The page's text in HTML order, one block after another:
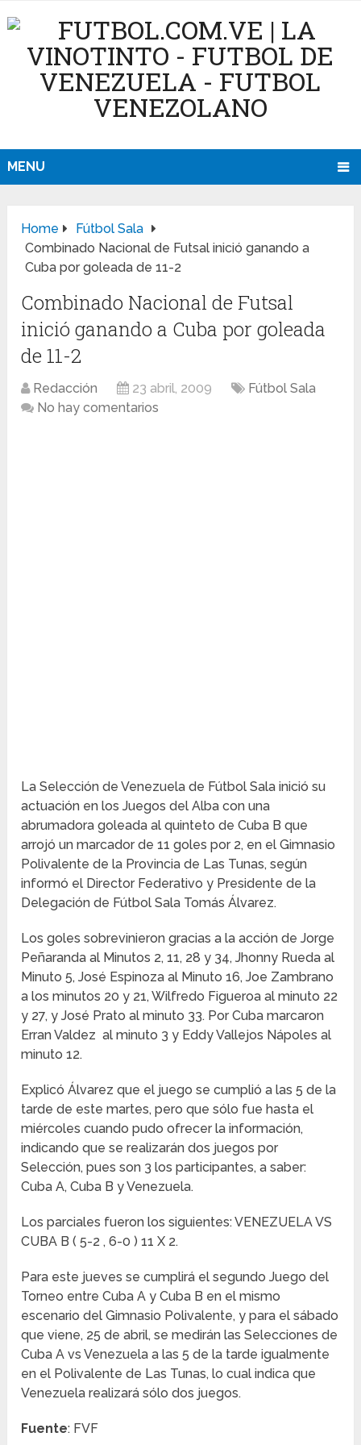
MENU
Home
Fútbol Sala
Combinado Nacional de Futsal inició ganando a
Cuba por goleada de 11-2
Combinado Nacional de Futsal
inició ganando a Cuba por goleada
de 11-2
Redacción 23 abril, 2009
Fútbol Sala
No hay comentarios
La Selección de Venezuela de Fútbol Sala inició su
actuación en los Juegos del Alba con una
abrumadora goleada al quinteto de Cuba B que
arrojó un marcador de 11 goles por 2, en el Gimnasio
Polivalente de la Provincia de Las Tunas, según
informó el Director Federativo y Presidente de la
Delegación de Fútbol Sala Tomás Álvarez.
Los goles sobrevinieron gracias a la acción de Jorge
Peñaranda al Minutos 2, 11, 28 y 34, Jhonny Rueda al
Minuto 5, José Espinoza al Minuto 16, Joe Zambrano
a los minutos 20 y 21, Wilfredo Figueroa al minuto 22
y 27, y José Prato al minuto 33. Por Cuba marcaron
Erran Valdez al minuto 3 y Eddy Vallejos Nápoles al
minuto 12.
Explicó Álvarez que el juego se cumplió a las 5 de la
tarde de este martes, pero que sólo fue hasta el
miércoles cuando pudo ofrecer la información,
indicando que se realizarán dos juegos por
Selección, pues son 3 los participantes, a saber:
Cuba A, Cuba B y Venezuela.
Los parciales fueron los siguientes: VENEZUELA VS
CUBA B ( 5-2 , 6-0 ) 11 X 2.
Para este jueves se cumplirá el segundo Juego del
Torneo entre Cuba A y Cuba B en el mismo
escenario del Gimnasio Polivalente, y para el sábado
que viene, 25 de abril, se medirán las Selecciones de
Cuba A vs Venezuela a las 5 de la tarde igualmente
en el Polivalente de Las Tunas, lo cual indica que
Venezuela realizará sólo dos juegos.
Fuente: FVF